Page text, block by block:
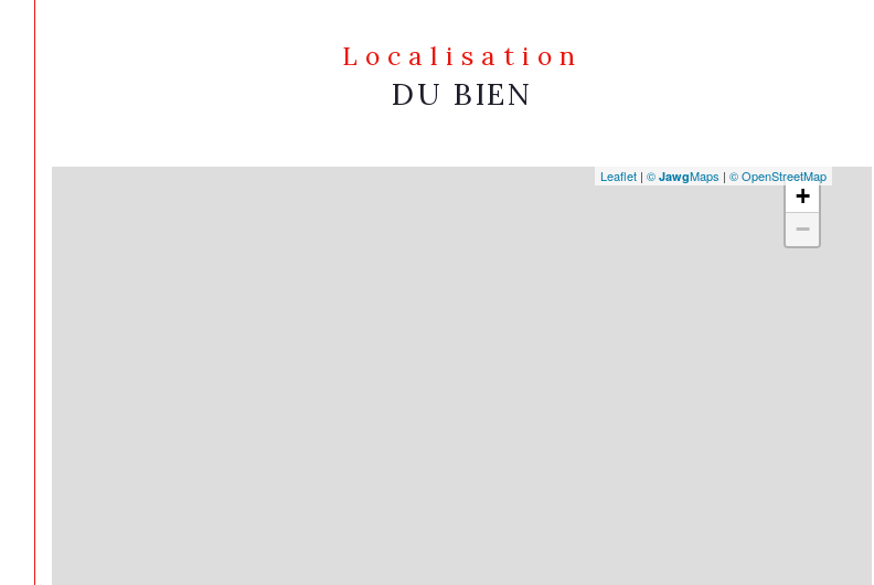
Localisation
DU BIEN
+
−
Leaflet |©JawgMaps |© OpenStreetMap